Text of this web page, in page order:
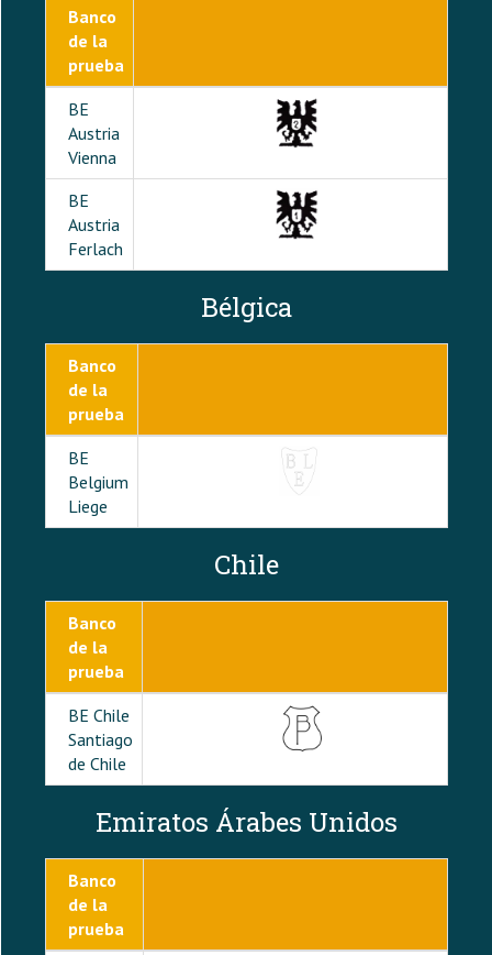
Banco
de la
prueba
BE
Austria
Vienna
BE
Austria
Ferlach
Bélgica
Banco
de la
prueba
BE
Belgium
Liege
Chile
Banco
de la
prueba
BE Chile
Santiago
de Chile
Emiratos Árabes Unidos
Banco
de la
prueba